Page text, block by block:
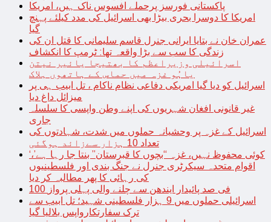
پاکستانی فورسز پرحملے افسوس ناک ہیں، امریکا
امریکا کا دوسرا بحری بیڑا بھی اسرائیل کی مدد کیلئے پہنچ
گیا
عمران خان نے بتایا ایرانی جنرل قاسم سلیمانی کا قتل ان کی
زندگی کا سب سے بڑا واقعہ تھا: ٹرمپ کا انکشاف
اسرائیلی وزیراعظم کا بھتیجا یائیر نیتن
یاہُو غزہ میں حماس کے ہاتھوں ہلاک
اسرائیل کو دیا گیا امریکی دفاعی نظام ناکام ، تل ابیب ہی پر
میزائل داغ دیا
غیر قانونی افغان شہریوں کی اپنے وطن واپسی کا سلسلہ
جاری
اسرائیل کے غزہ پر وحشیانہ حملوں میں شدت، شہادتوں کی
تعداد 10 ہزار سےزائد ہوگئی
‘کوئی محفوظ نہیں، غزہ “بچوں کا قبرستان” بنتا جا رہا ہے’،
اقوام متحدہ سیکرٹری جنرل نے جنگ بندی اور فلسطینیوں
کی رہائی کا پھر مطالبہ کر دیا
100 فی صد پائیدار ایندھن سے چلنے والی پہلی پرواز
اسرائیلی حملوں میں 9 ہزار فلسطینی شہید؛ تل ابیب سے
ترک سفارتکارواپس بلالیا گیا